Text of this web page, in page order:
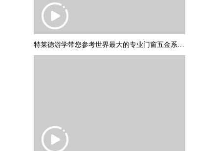
特莱德游学带您参考世界最大的专业门窗五金系统制作商：德国诺托集团